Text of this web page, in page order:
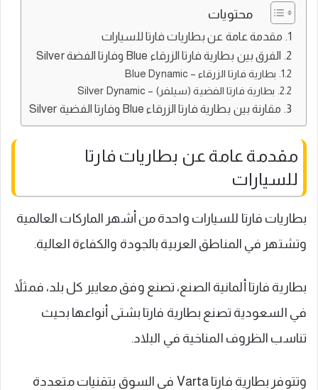
محتويات
مقدمة عامة عن بطاريات فارتا للسيارات
الفرق بين بطارية فارتا الزرقاء Blue وفارتا الفضة Silver
بطارية فارتا الزرقاء – Blue Dynamic
بطارية فارتا الفضية (سيلفر) – Silver Dynamic
مقارنة بين بطارية فارتا الزرقاء Blue وفارتا الفضية Silver
مقدمة عامة عن بطاريات فارتا
للسيارات
بطاريات فارتا للسيارات واحدة من أشهر الماركات العالمية
وتشتهر في المناطق العربية بالجودة والكفاءة العالية.
بطارية فارتا ألمانية الصنع، تصنع وفق معايير كل بلد، فمثلاً
في السعودية تصنع بطارية فارتا بشتى أنواعها بحيث
تناسب الظروف المناخية في البلاد.
وتتوفر بطارية فارتا Varta في السوق بتقنيات متعددة